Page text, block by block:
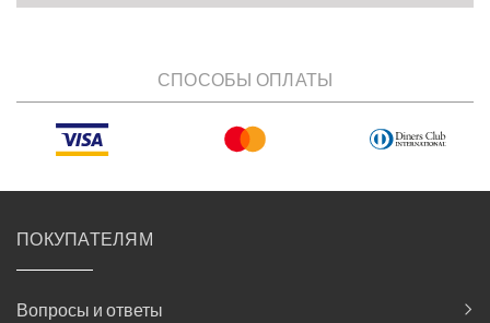
СПОСОБЫ ОПЛАТЫ
ПОКУПАТЕЛЯМ
Вопросы и ответы